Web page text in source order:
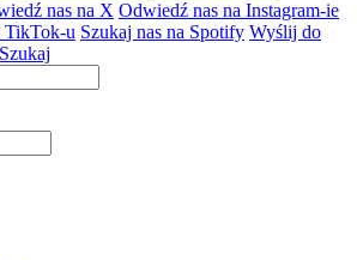
nas na X Odwiedź nas na Instagram-ie
TikTok-u Szukaj nas na Spotify Wyślij do
Szukaj